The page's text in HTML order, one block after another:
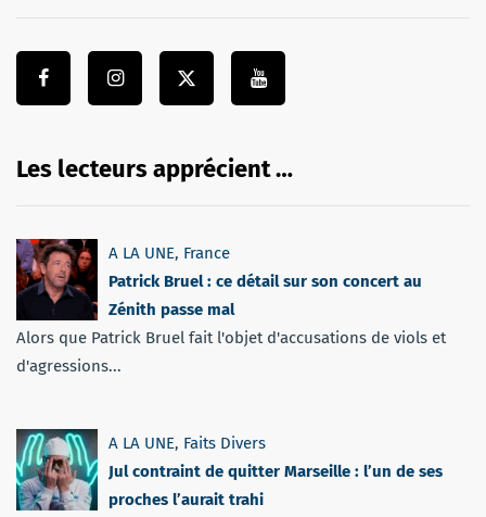
Les lecteurs apprécient …
A LA UNE, France
Patrick Bruel : ce détail sur son concert au
Zénith passe mal
Alors que Patrick Bruel fait l'objet d'accusations de viols et
d'agressions...
A LA UNE, Faits Divers
Jul contraint de quitter Marseille : l’un de ses
proches l’aurait trahi